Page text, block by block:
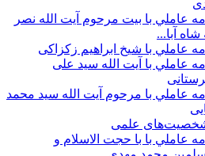
عاملي با بيت مرحوم آيت الله نصر
شاه آبا...
عاملي با شیخ ابراهیم زکزاکی
عاملي با آيت الله سید علی
عاملي با مرحوم آیت الله سید محمد
شخصیت‌های علمی
عاملي با با حجت الاسلام و